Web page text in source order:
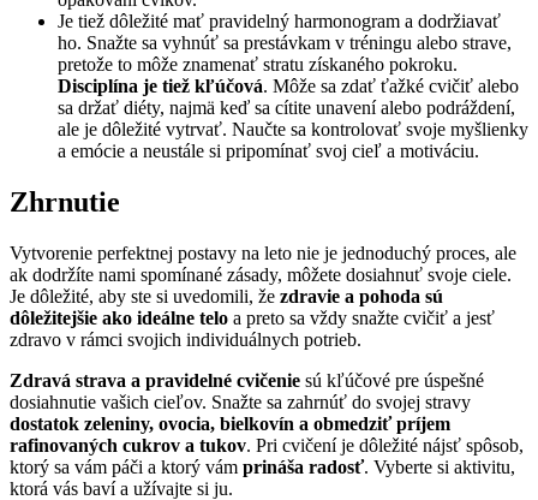
Je tiež dôležité mať pravidelný harmonogram a dodržiavať
ho. Snažte sa vyhnúť sa prestávkam v tréningu alebo strave,
pretože to môže znamenať stratu získaného pokroku.
Disciplína je tiež kľúčová. Môže sa zdať ťažké cvičiť alebo
sa držať diéty, najmä keď sa cítite unavení alebo podráždení,
ale je dôležité vytrvať. Naučte sa kontrolovať svoje myšlienky
a emócie a neustále si pripomínať svoj cieľ a motiváciu.
Zhrnutie
Vytvorenie perfektnej postavy na leto nie je jednoduchý proces, ale
ak dodržíte nami spomínané zásady, môžete dosiahnuť svoje ciele.
Je dôležité, aby ste si uvedomili, že zdravie a pohoda sú
dôležitejšie ako ideálne telo a preto sa vždy snažte cvičiť a jesť
zdravo v rámci svojich individuálnych potrieb.
Zdravá strava a pravidelné cvičenie sú kľúčové pre úspešné
dosiahnutie vašich cieľov. Snažte sa zahrnúť do svojej stravy
dostatok zeleniny, ovocia, bielkovín a obmedziť príjem
rafinovaných cukrov a tukov. Pri cvičení je dôležité nájsť spôsob,
ktorý sa vám páči a ktorý vám prináša radosť. Vyberte si aktivitu,
ktorá vás baví a užívajte si ju.